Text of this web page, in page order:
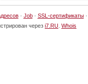
· Job· SSL-сертификаты·
через i7.RU Whois